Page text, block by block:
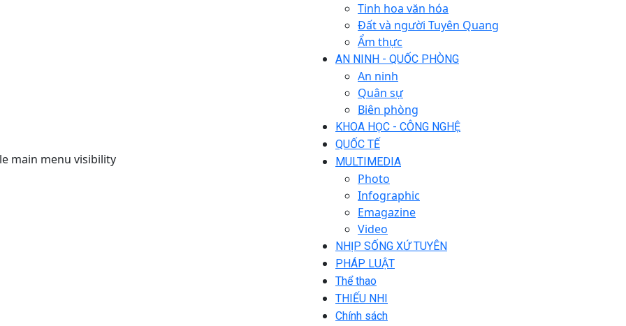
main menu visibility
Tinh hoa văn hóa
Đất và người Tuyên Quang
Ẩm thực
AN NINH - QUỐC PHÒNG
An ninh
Quân sự
Biên phòng
KHOA HỌC - CÔNG NGHỆ
QUỐC TẾ
MULTIMEDIA
Photo
Infographic
Emagazine
Video
NHỊP SỐNG XỨ TUYÊN
PHÁP LUẬT
Thể thao
THIẾU NHI
Chính sách